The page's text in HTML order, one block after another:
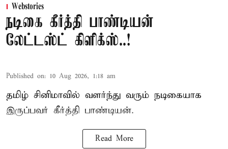
Webstories
நடிகை கீர்த்தி பாண்டியன்
லேட்டஸ்ட் கிளிக்ஸ்..!
Published on: 10 Aug 2026, 1:18 am
தமிழ் சினிமாவில் வளர்ந்து வரும் நடிகையாக
இருப்பவர் கீர்த்தி பாண்டியன்.
Read More